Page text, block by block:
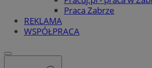
Praca Zabrze
REKLAMA
WSPÓŁPRACA